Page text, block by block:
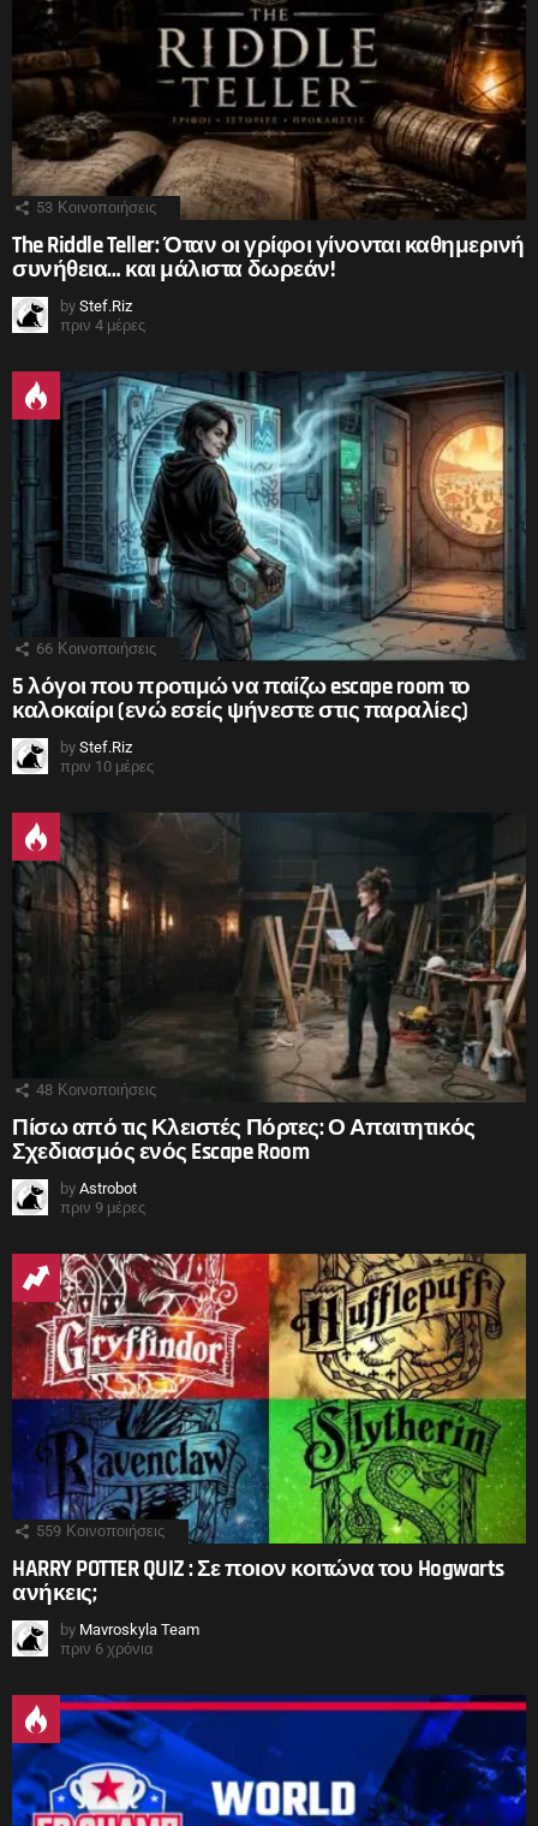
53 Κοινοποιήσεις
The Riddle Teller: Όταν οι γρίφοι γίνονται καθημερινή
συνήθεια… και μάλιστα δωρεάν!
by Stef.Riz
πριν 4 μέρες
66 Κοινοποιήσεις
5 λόγοι που προτιμώ να παίζω escape room το
καλοκαίρι (ενώ εσείς ψήνεστε στις παραλίες)
by Stef.Riz
πριν 10 μέρες
48 Κοινοποιήσεις
Πίσω από τις Κλειστές Πόρτες: Ο Απαιτητικός
Σχεδιασμός ενός Escape Room
by Astrobot
πριν 9 μέρες
559 Κοινοποιήσεις
HARRY POTTER QUIZ : Σε ποιον κοιτώνα του Hogwarts
ανήκεις;
by Mavroskyla Team
πριν 6 χρόνια